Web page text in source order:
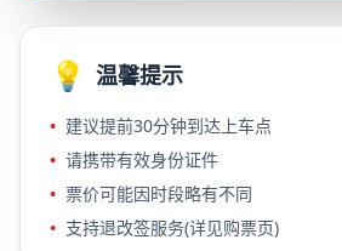
💡 温馨提示
• 建议提前30分钟到达上车点
• 请携带有效身份证件
• 票价可能因时段略有不同
• 支持退改签服务(详见购票页)